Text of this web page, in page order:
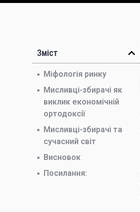
Зміст
Міфологія ринку
Мисливці-збирачі як
виклик економічній
ортодоксії
Мисливці-збирачі та
сучасний світ
Висновок
Посилання: